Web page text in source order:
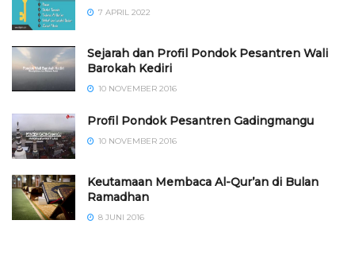
7 APRIL 2022
Sejarah dan Profil Pondok Pesantren Wali
Barokah Kediri
10 NOVEMBER 2016
⁠⁠⁠Profil Pondok Pesantren Gadingmangu
10 NOVEMBER 2016
Keutamaan Membaca Al-Qur’an di Bulan
Ramadhan
8 JUNI 2016